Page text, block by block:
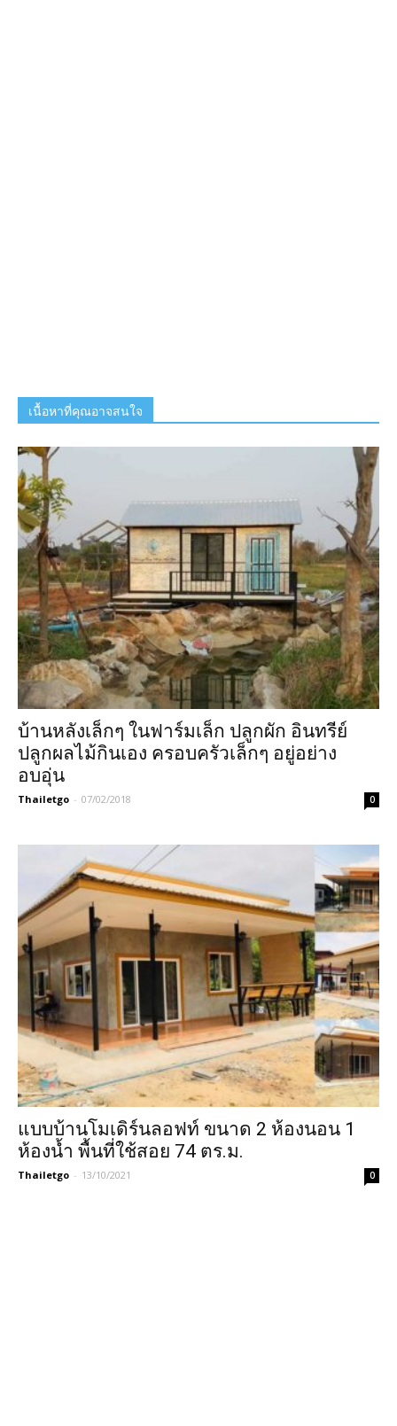
เนื้อหาที่คุณอาจสนใจ
บ้านหลังเล็กๆ ในฟาร์มเล็ก ปลูกผัก อินทรีย์
ปลูกผลไม้กินเอง ครอบครัวเล็กๆ อยู่อย่าง
อบอุ่น
Thailetgo - 07/02/2018 0
แบบบ้านโมเดิร์นลอฟท์ ขนาด 2 ห้องนอน 1
ห้องน้ำ พื้นที่ใช้สอย 74 ตร.ม.
Thailetgo - 13/10/2021 0